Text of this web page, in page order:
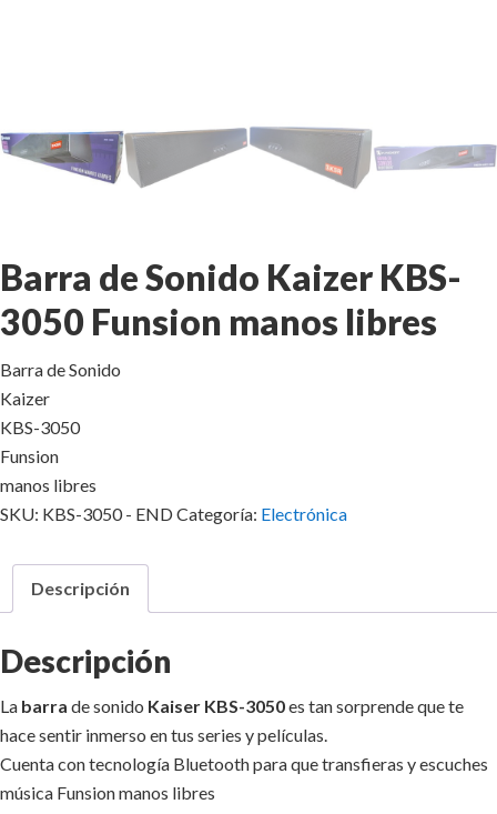
Barra de Sonido Kaizer KBS-
3050 Funsion manos libres
Barra de Sonido
Kaizer
KBS-3050
Funsion
manos libres
SKU: KBS-3050 - ENDCategoría: Electrónica
Descripción
Descripción
La barra de sonido Kaiser KBS-3050es tan sorprende que te
hace sentir inmerso en tus series y películas.
Cuenta con tecnología Bluetooth para que transfieras y escuches
música Funsion manos libres